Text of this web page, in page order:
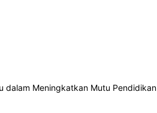
dalam Meningkatkan Mutu Pendidikan